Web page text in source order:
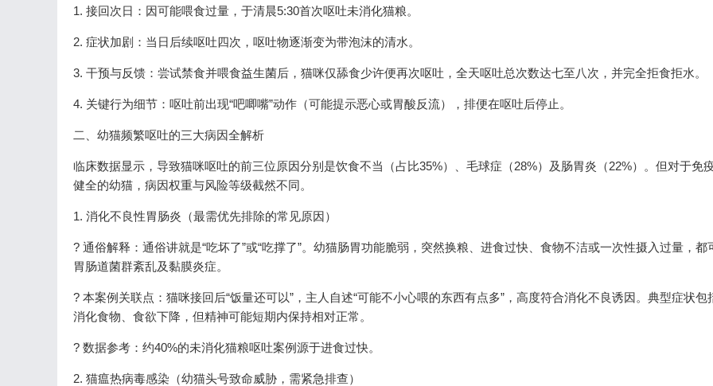
1. 接回次日：因可能喂食过量，于清晨5:30首次呕吐未消化猫粮。
2. 症状加剧：当日后续呕吐四次，呕吐物逐渐变为带泡沫的清水。
3. 干预与反馈：尝试禁食并喂食益生菌后，猫咪仅舔食少许便再次呕吐，全天呕吐总次数达七至八次，并完全拒食拒水。
4. 关键行为细节：呕吐前出现“吧唧嘴”动作（可能提示恶心或胃酸反流），排便在呕吐后停止。
二、幼猫频繁呕吐的三大病因全解析
临床数据显示，导致猫咪呕吐的前三位原因分别是饮食不当（占比35%）、毛球症（28%）及肠胃炎（22%）。但对于免
健全的幼猫，病因权重与风险等级截然不同。
1. 消化不良性胃肠炎（最需优先排除的常见原因）
? 通俗解释：通俗讲就是“吃坏了”或“吃撑了”。幼猫肠胃功能脆弱，突然换粮、进食过快、食物不洁或一次性摄入过量，都
胃肠道菌群紊乱及黏膜炎症。
? 本案例关联点：猫咪接回后“饭量还可以”，主人自述“可能不小心喂的东西有点多”，高度符合消化不良诱因。典型症状包
消化食物、食欲下降，但精神可能短期内保持相对正常。
? 数据参考：约40%的未消化猫粮呕吐案例源于进食过快。
2. 猫瘟热病毒感染（幼猫头号致命威胁，需紧急排查）